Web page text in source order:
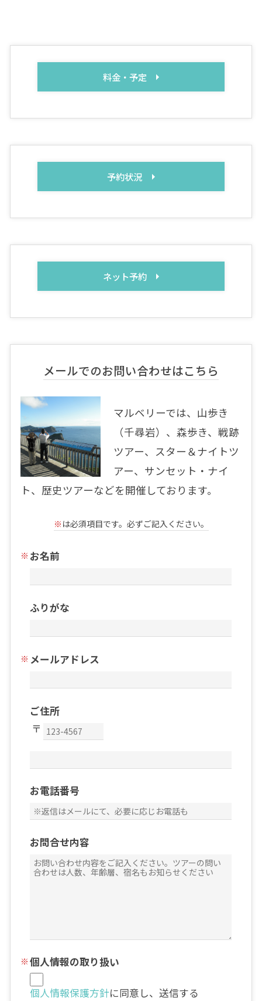
料金・予定
予約状況
ネット予約
メールでのお問い合わせはこちら
マルベリーでは、山歩き
（千尋岩）、森歩き、戦跡
ツアー、スター＆ナイトツ
アー、サンセット・ナイ
ト、歴史ツアーなどを開催しております。
※ は必須項目です。必ずご記入ください。
お名前
ふりがな
メールアドレス
ご住所
お電話番号
お問合せ内容
個人情報の取り扱い
個人情報保護方針に同意し、送信する